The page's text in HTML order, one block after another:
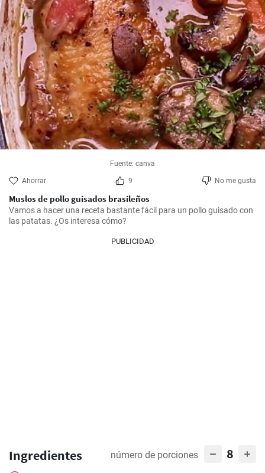
Fuente: canva
Ahorrar 9 No me gusta
Muslos de pollo guisados brasileños
Vamos a hacer una receta bastante fácil para un pollo guisado con
las patatas. ¿Os interesa cómo?
PUBLICIDAD
Ingredientes número de porciones 8